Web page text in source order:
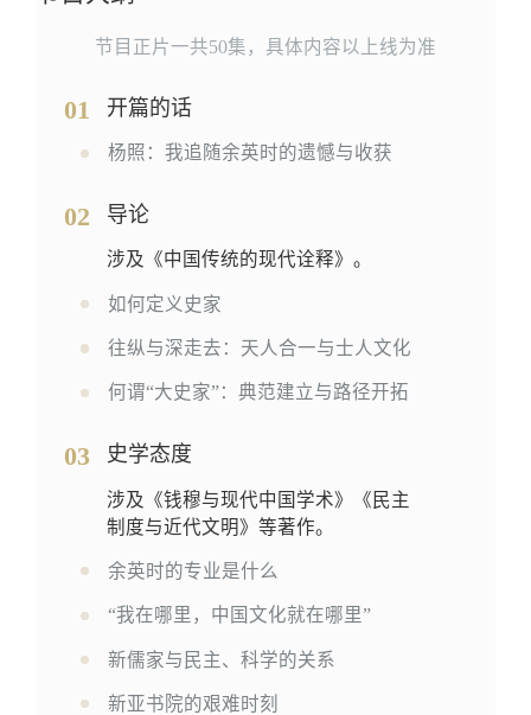
节目正片一共50集，具体内容以上线为准
01 开篇的话
杨照：我追随余英时的遗憾与收获
02 导论
涉及《中国传统的现代诠释》。
如何定义史家
往纵与深走去：天人合一与士人文化
何谓“大史家”：典范建立与路径开拓
03 史学态度
涉及《钱穆与现代中国学术》《民主
制度与近代文明》等著作。
余英时的专业是什么
“我在哪里，中国文化就在哪里”
新儒家与民主、科学的关系
新亚书院的艰难时刻